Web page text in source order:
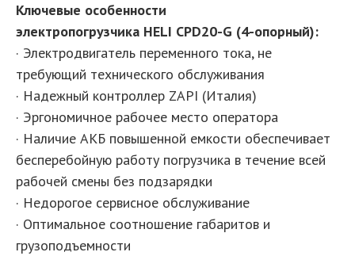
Ключевые особенности
электропогрузчика HELI CPD20-G (4-опорный):
· Электродвигатель переменного тока, не
требующий технического обслуживания
· Надежный контроллер ZAPI (Италия)
· Эргономичное рабочее место оператора
· Наличие АКБ повышенной емкости обеспечивает
бесперебойную работу погрузчика в течение всей
рабочей смены без подзарядки
· Недорогое сервисное обслуживание
· Оптимальное соотношение габаритов и
грузоподъемности